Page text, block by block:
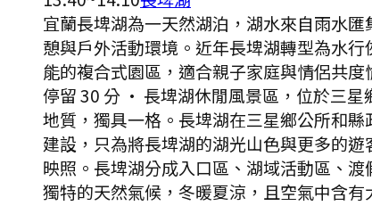
宜蘭長埤湖為一天然湖泊，湖水來自雨水
憩與戶外活動環境。近年長埤湖轉型為水
能的複合式園區，適合親子家庭與情侶共
停留 30 分 · 長埤湖休閒風景區，位於三
地質，獨具一格。長埤湖在三星鄉公所和
建設，只為將長埤湖的湖光山色與更多的
映照。長埤湖分成入口區、湖域活動區、
獨特的天然氣候，冬暖夏涼，且空氣中含